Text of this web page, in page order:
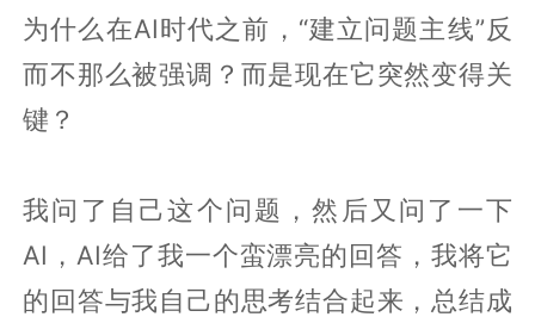
为什么在AI时代之前，“建立问题主线”反
而不那么被强调？而是现在它突然变得关
键？
我问了自己这个问题，然后又问了一下
AI，AI给了我一个蛮漂亮的回答，我将它
的回答与我自己的思考结合起来，总结成